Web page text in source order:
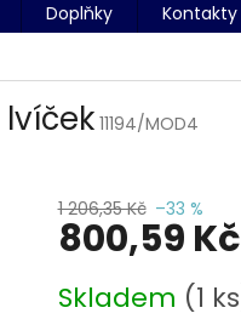
Doplňky Kontakty
lvíček 11194/MOD4
1 206,35 Kč –33 %
800,59 Kč
cena:
Skladem (1